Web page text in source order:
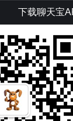
下载聊天宝